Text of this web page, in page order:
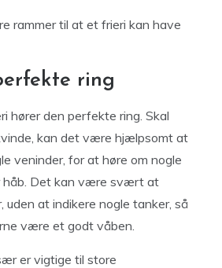
rammer til at et frieri kan have
ring
hører den perfekte ring. Skal
kan det være hjælpsomt at
veninder, for at høre om nogle
håb. Det kan være svært at
uden at indikere nogle tanker, så
være et godt våben.
er vigtige til store